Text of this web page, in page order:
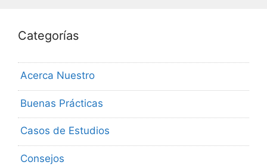
Categorías
Acerca Nuestro
Buenas Prácticas
Casos de Estudios
Consejos